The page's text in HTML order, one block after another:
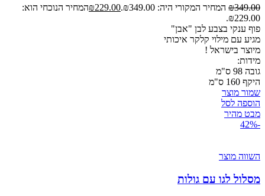
₪349.00 המחיר המקורי היה: ₪349.00. ₪229.00
המחיר הנוכחי הוא:
₪229.00.
פוף ענקי בצבע לבן "אבן"
מגיע עם מילוי קלקר איכותי
מיוצר בישראל !
מידות:
גובה 98 ס"מ
היקף 160 ס"מ
שמור מוצר
הוספה לסל
מבט מהיר
-42%
השווה מוצר
מסלול לגו עם גולות